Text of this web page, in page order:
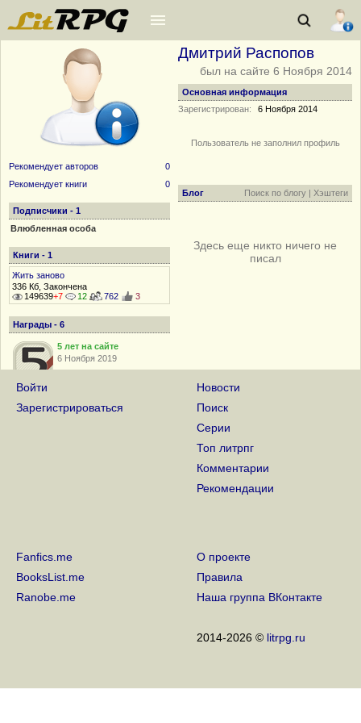
Рекомендует авторов
0
Рекомендует книги
0
Подписчики - 1
Влюбленная особа
Книги - 1
Жить заново
336 Кб, Закончена
149639+7 12 762 3
Награды - 6
5 лет на сайте
6 Ноября 2019
6 Ноября 2018
6 Ноября 2016
Дмитрий Распопов
был на сайте 6 Ноября 2014
Основная информация
Зарегистрирован:
6 Ноября 2014
Пользователь не заполнил профиль
Блог Поиск по блогу | Хэштеги
Здесь еще никто ничего не
писал
Войти
Зарегистрироваться
Новости
Поиск
Серии
Топ литрпг
Комментарии
Рекомендации
Fanfics.me
BooksList.me
Ranobe.me
О проекте
Правила
Наша группа ВКонтакте
2014-2026 © litrpg.ru